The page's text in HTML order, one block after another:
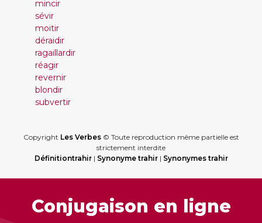
mincir
sévir
moitir
déraidir
ragaillardir
réagir
revernir
blondir
subvertir
Copyright Les Verbes© Toute reproduction même partielle est
strictement interdite
Définitiontrahir| Synonyme trahir| Synonymes trahir
Conjugaison en ligne